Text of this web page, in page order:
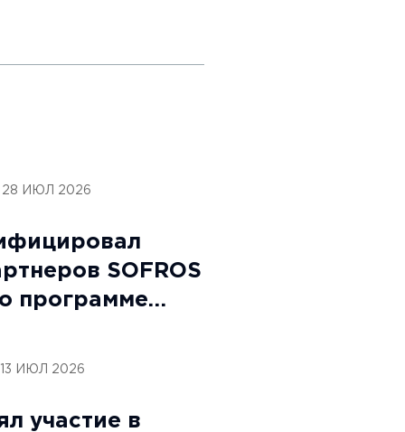
28 ИЮЛ 2026
SOFROS
программе
13 ИЮЛ 2026
участие в